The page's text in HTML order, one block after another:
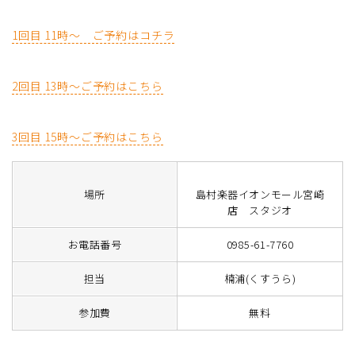
1回目 11時～ ご予約はコチラ
2回目 13時～ご予約はこちら
3回目 15時～ご予約はこちら
場所
島村楽器イオンモール宮崎
店 スタジオ
お電話番号 0985-61-7760
担当 楠浦(くすうら)
参加費 無料